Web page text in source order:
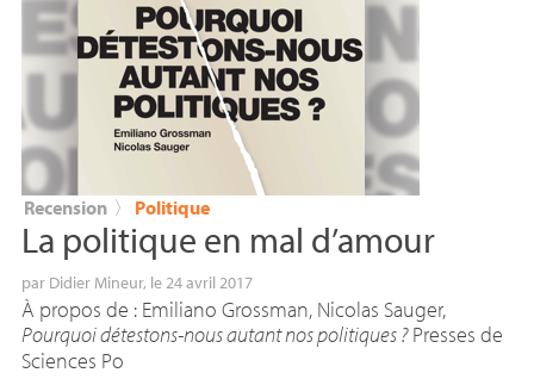
Recension 〉 Politique
La politique en mal d’amour
par Didier Mineur, le 24 avril 2017
À propos de : Emiliano Grossman, Nicolas Sauger,
Pourquoi détestons-nous autant nos politiques?Presses de
Sciences Po